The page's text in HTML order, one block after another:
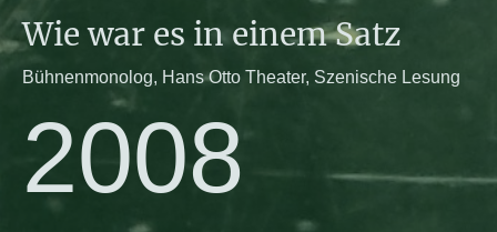
Wie war es in einem Satz
Bühnenmonolog, Hans Otto Theater, Szenische Lesung
2008